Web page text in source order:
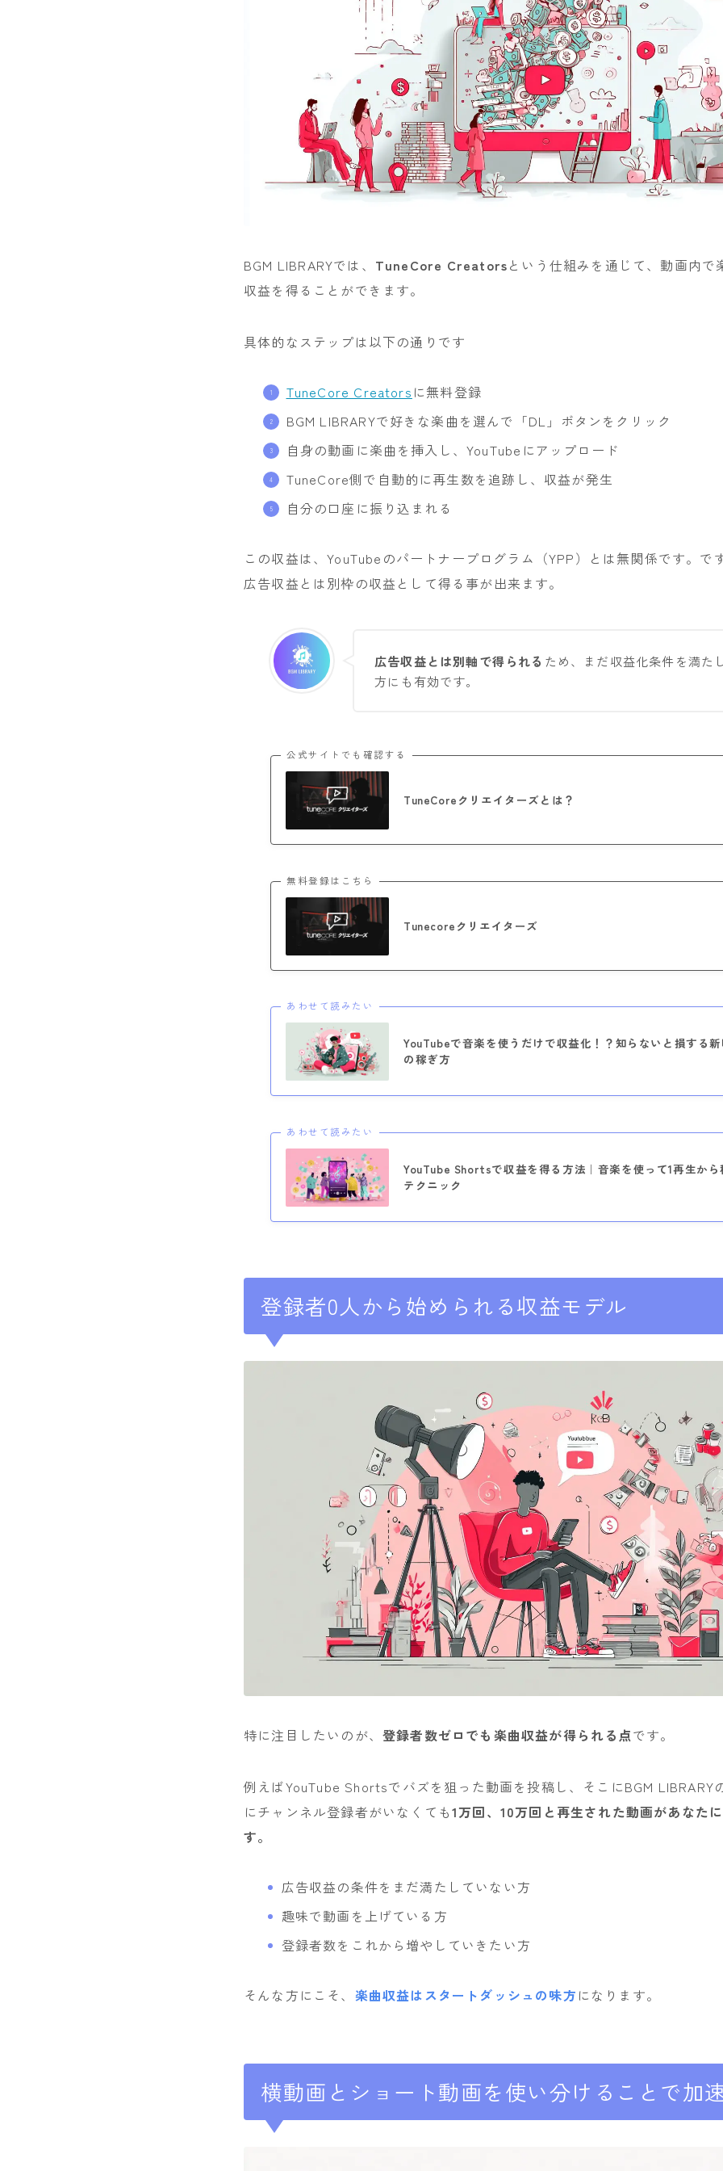
BGM LIBRARYでは、 TuneCore Creatorsという仕組みを通じて、動画内で
収益を得ることができます。
具体的なステップは以下の通りです
TuneCore Creators に無料登録
BGM LIBRARYで好きな楽曲を選んで「DL」ボタンをクリック
自身の動画に楽曲を挿入し、YouTubeにアップロード
TuneCore側で自動的に再生数を追跡し、収益が発生
自分の口座に振り込まれる
この収益は、YouTubeのパートナープログラム（YPP）とは無関係です。で
広告収益とは別枠の収益として得る事が出来ます。
広告収益とは別軸で得られる ため、まだ収益化条件を満た
方にも有効です。
公式サイトでも確認する
TuneCoreクリエイターズとは？
無料登録はこちら
Tunecoreクリエイターズ
あわせて読みたい
YouTubeで音楽を使うだけで収益化！？知らないと損する
の稼ぎ方
あわせて読みたい
YouTube Shortsで収益を得る方法｜音楽を使って1再生か
テクニック
登録者0人から始められる収益モデル
特に注目したいのが、 登録者数ゼロでも楽曲収益が得られる点です。
例えばYouTube Shortsでバズを狙った動画を投稿し、そこにBGM LIBRARY
にチャンネル登録者がいなくても1万回、10万回と再生された動画があなた
す。
広告収益の条件をまだ満たしていない方
趣味で動画を上げている方
登録者数をこれから増やしていきたい方
そんな方にこそ、 楽曲収益はスタートダッシュの味方 になります。
横動画とショート動画を使い分けることで加